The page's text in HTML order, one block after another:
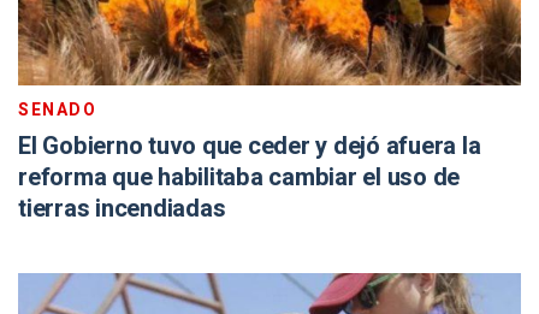
SENADO
El Gobierno tuvo que ceder y dejó afuera la
reforma que habilitaba cambiar el uso de
tierras incendiadas